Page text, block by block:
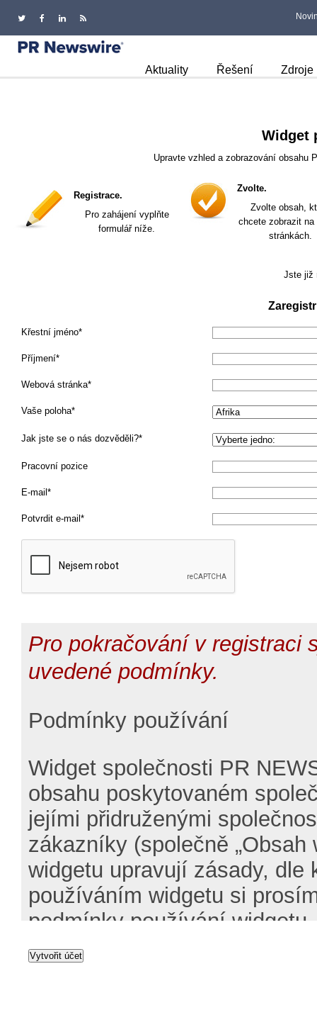
Aktuality Řešení Zdroje
Widget
Upravte vzhled a zobrazování obsahu
Registrace.
Pro zahájení vyplňte
formulář níže.
Zvolte.
Zvolte obsah,
chcete zobrazit
stránkách.
Jste již
Křestní jméno
Příjmení
Webová stránka
Vaše poloha
Jak jste se o nás dozvěděli?
Pracovní pozice
E-mail
Potvrdit e-mail
Pro pokračování v registraci
uvedené podmínky.
Podmínky používání
Widget společnosti PR
obsahu poskytovaném
jejími přidruženými
zákazníky (společně
widgetu upravují zásady,
používáním widgetu si
podmínky používání
podmínky používání